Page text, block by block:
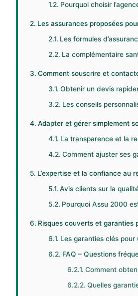
Pourquoi choisir
Les assurances proposées
Les formules
La complémentaire
Comment souscrire et
Obtenir un devis
Les conseils
Adapter et gérer simplement
La transparence et la
Comment ajuster ses
L’expertise et la confiance au
Avis clients sur la
Pourquoi Assu 2000
Risques couverts et garanties
Les garanties clés
FAQ – Questions
Comment
Quelles